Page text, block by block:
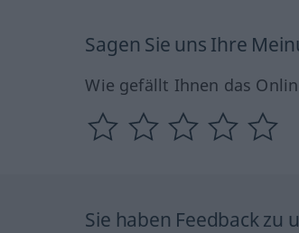
Sagen Sie uns Ihre
Wie gefällt Ihnen das
Sie haben Feedback zu